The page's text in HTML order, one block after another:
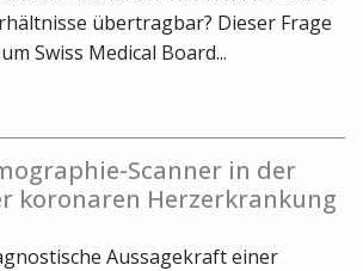
übertragbar? Dieser Frage
Swiss Medical Board...
Scanner in der
koronaren Herzerkrankung
Aussagekraft einer